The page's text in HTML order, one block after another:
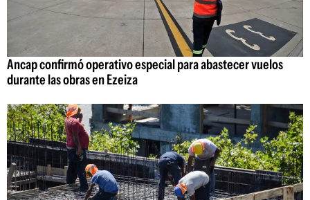
Ancap confirmó operativo especial para abastecer vuelos
durante las obras en Ezeiza